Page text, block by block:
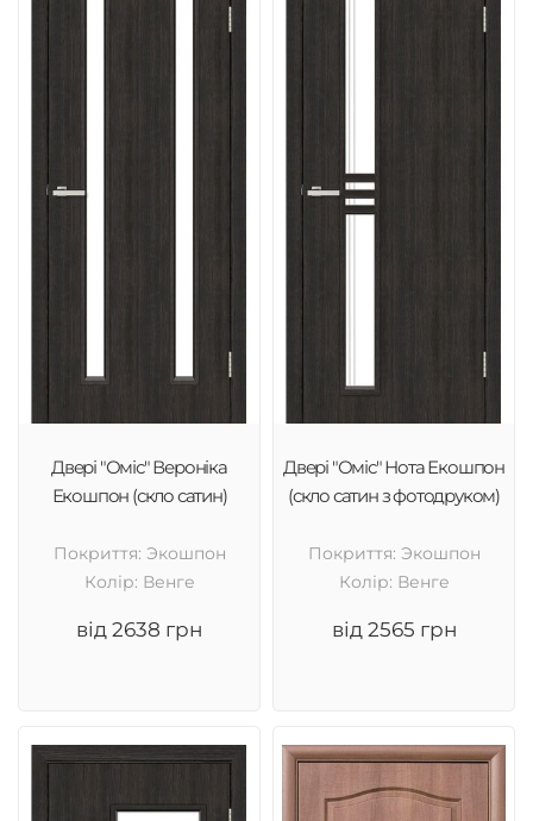
Двері "Оміс" Вероніка
Екошпон (скло сатин)
Покриття: Экошпон
Колір: Венге
від 2638 грн
Двері "Оміс" Нота Екошпон
(скло сатин з фотодруком)
Покриття: Экошпон
Колір: Венге
від 2565 грн